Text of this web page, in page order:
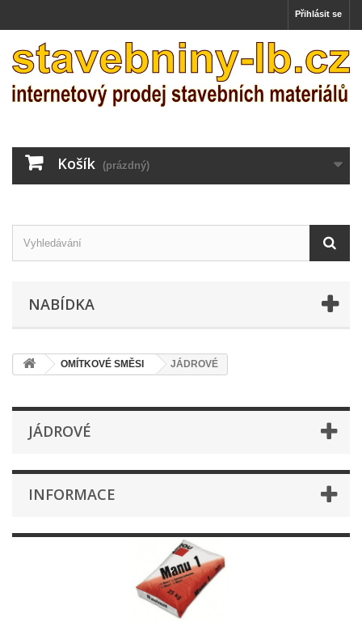
Přihlásit se
Košík (prázdný)
NABÍDKA
OMÍTKOVÉ SMĚSI JÁDROVÉ
JÁDROVÉ
INFORMACE